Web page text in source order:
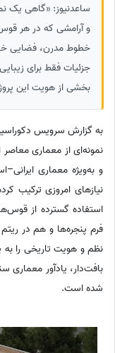
ساعدنیوز: «گاهی یک
و آرامشی که در هر قوس
خطوط مدرن، فضایی
جزئیات فقط برای
بخشی از هویت این
به گزارش سرویس
نمونه‌ای از معماری
و به‌ویژه معماری
نیازهای امروزی ترکیب
استفاده گسترده از
فرم پنجره‌ها و هم در
نظم و هویت تاریخی را به
بافت‌دار، یادآور معماری
شده است.